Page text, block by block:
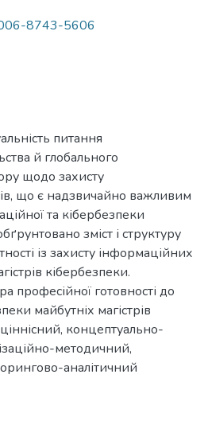
8743-5606
питання
й глобального
щодо захисту
що є надзвичайно важливим
та кібербезпеки
зміст і структуру
із захисту інформаційних
кібербезпеки.
професійної готовності до
майбутніх магістрів
концептуально-
методичний,
аналітичний